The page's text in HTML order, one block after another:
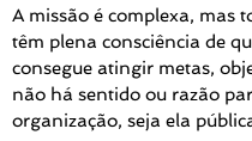
A missão é complexa, mas
têm plena consciência de
consegue atingir metas,
não há sentido ou razão
organização, seja ela